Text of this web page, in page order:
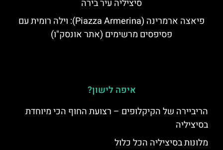
סיציליה עיר בירה
פיאצה ארמרינה (Piazza Armerina): וילה רומית עם
פסיפסים מרשימים (אתר אונסק"ו)
איפה לישון?
הריביירה של הקיקלופים – רצועת החוף הכי מיוחדת
בסיציליה
מלונות בסיציליה הכל כלול